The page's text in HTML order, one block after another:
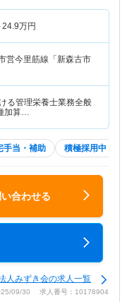
24.9万円
営今里筋線「新森古市
る管理栄養士業務全般
加算…
手当・補助 積極採用中
合わせる
人みずき会の求人一覧
09/30 求人番号：10178904